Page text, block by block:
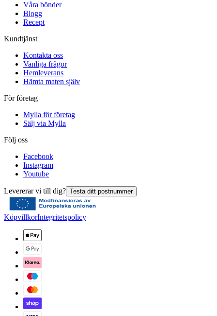
Våra bönder
Blogg
Recept
Kundtjänst
Kontakta oss
Vanliga frågor
Hemleverans
Hämta maten själv
För företag
Mylla för företag
Sälj via Mylla
Följ oss
Facebook
Instagram
Youtube
Levererar vi till dig? Testa ditt postnummer
KöpvillkorIntegritetspolicy